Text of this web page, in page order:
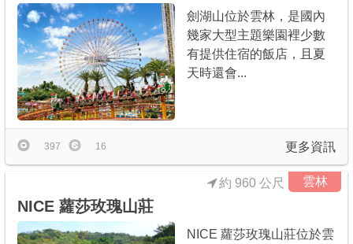
劍湖山位於雲林，是國內
幾家大型主題樂園裡少數
有提供住宿的飯店，且夏
天時還會...
更多資訊
397 16
雲林
NICE 蘿莎玫瑰山莊
約 960 公尺
NICE 蘿莎玫瑰山莊位於雲